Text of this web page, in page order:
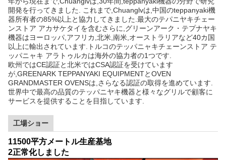
開発を行ってきました. これまで,Chuanglvは,中国のteppanyaki機
器所有者の85%以上と協力してきました.最大のテパニヤキチェー
ンストア アカサケタイを含むさらに,グリーンアーク・テプナヤキ
機器はヨーロッパ,アフリカ,北米,南米,オーストラリアなど40カ国
以上に輸出されています.トルコのテッパニャキチェーンストア テ
ッパニャキ アラトゥルカは海外の協力者の1つです.
欧州ではCE認証と北米ではCSA認証を受けています
が,GREENARK TEPPANYAKI EQUIPMENTとOVEN
GRANDMASTER OVENSは,さらなる認証の取得を進めています.
世界中で最高の品質のテッパニヤキ機器と様々なグリルで顧客に
サービスを提供することを目指しています.
工場ショー
11500平方メートル生産基地
2正常化しました